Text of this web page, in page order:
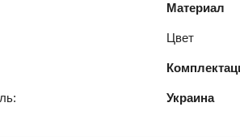
Материал
Цвет
Украина